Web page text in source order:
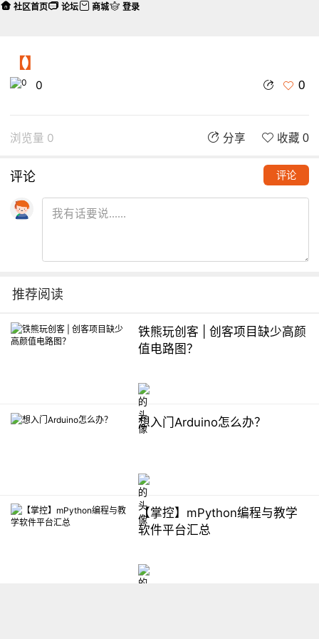
【】
0 0
浏览量 0 分享 收藏 0
评论 评论
推荐阅读
铁熊玩创客 | 创客项目缺少高颜
值电路图？
想入门Arduino怎么办？
【掌控】mPython编程与教学
软件平台汇总
社区首页 论坛 商城 登录